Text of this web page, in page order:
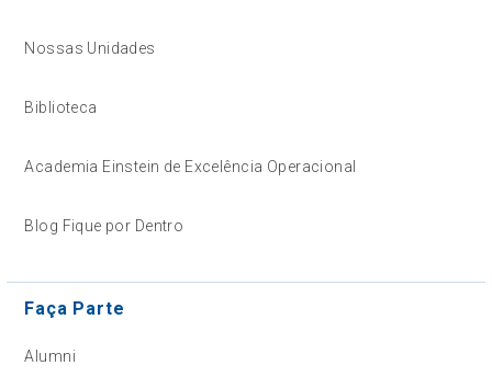
Nossas Unidades
Biblioteca
Academia Einstein de Excelência Operacional
Blog Fique por Dentro
Faça Parte
Alumni